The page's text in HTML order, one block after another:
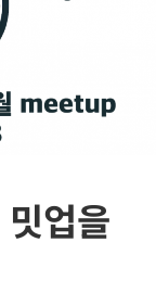
업을